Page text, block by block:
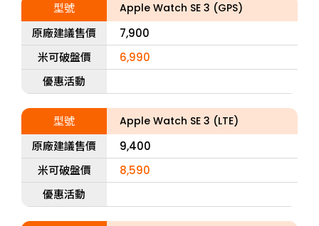
型號 Apple Watch SE 3 (GPS)
原廠建議售價
7,900
米可破盤價
6,990
優惠活動
型號 Apple Watch SE 3 (LTE)
原廠建議售價
9,400
米可破盤價
8,590
優惠活動